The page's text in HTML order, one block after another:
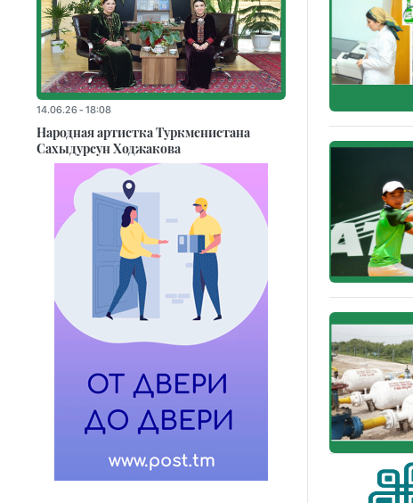
14.06.26 - 18:08
Народная артистка Туркменистана
Сахыдурсун Ходжакова